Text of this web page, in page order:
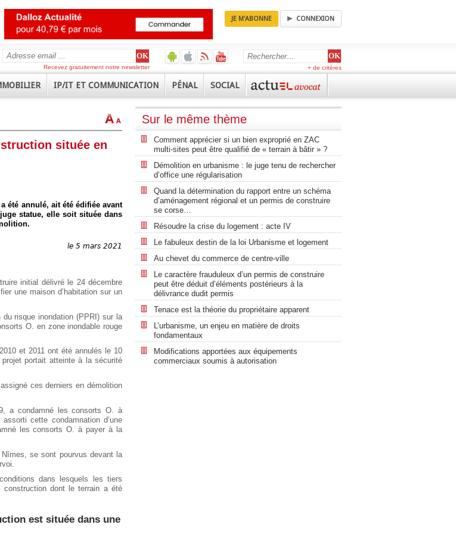
JE M'ABONNE CONNEXION
+ de critères
Recevez gratuitement notre newsletter
IP/IT ET COMMUNICATION PÉNAL SOCIAL
située en
été annulé, ait été édifiée avant
statue, elle soit située dans
le 5 mars 2021
initial délivré le 24 décembre
une maison d’habitation sur un
risque inondation (PPRI) sur la
O. en zone inondable rouge
et 2011 ont été annulés le 10
portait atteinte à la sécurité
ces derniers en démolition
a condamné les consorts O. à
cette condamnation d’une
les consorts O. à payer à la
se sont pourvus devant la
dans lesquels les tiers
construction dont le terrain a été
est située dans une
Sur le même thème
Comment apprécier si un bien exproprié en ZAC
multi-sites peut être qualifié de « terrain à bâtir » ?
Démolition en urbanisme : le juge tenu de rechercher
d’office une régularisation
Quand la détermination du rapport entre un schéma
d’aménagement régional et un permis de construire
se corse…
Résoudre la crise du logement : acte IV
Le fabuleux destin de la loi Urbanisme et logement
Au chevet du commerce de centre-ville
Le caractère frauduleux d’un permis de construire
peut être déduit d’éléments postérieurs à la
délivrance dudit permis
Tenace est la théorie du propriétaire apparent
L’urbanisme, un enjeu en matière de droits
fondamentaux
Modifications apportées aux équipements
commerciaux soumis à autorisation